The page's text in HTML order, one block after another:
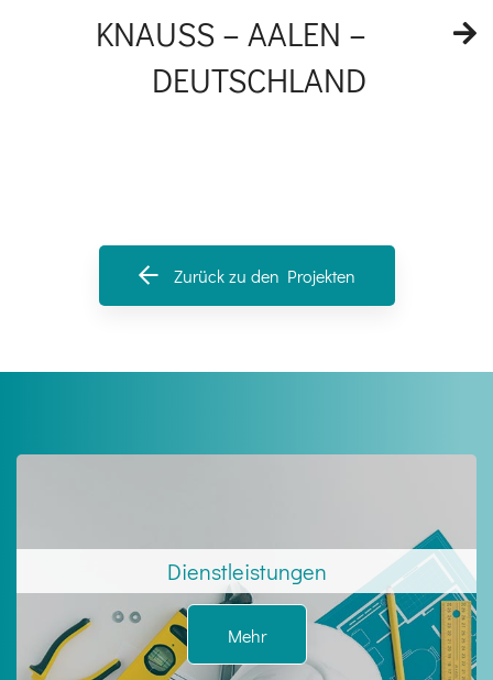
KNAUSS – AALEN –
DEUTSCHLAND
Zurück zu den Projekten
Dienstleistungen
Mehr